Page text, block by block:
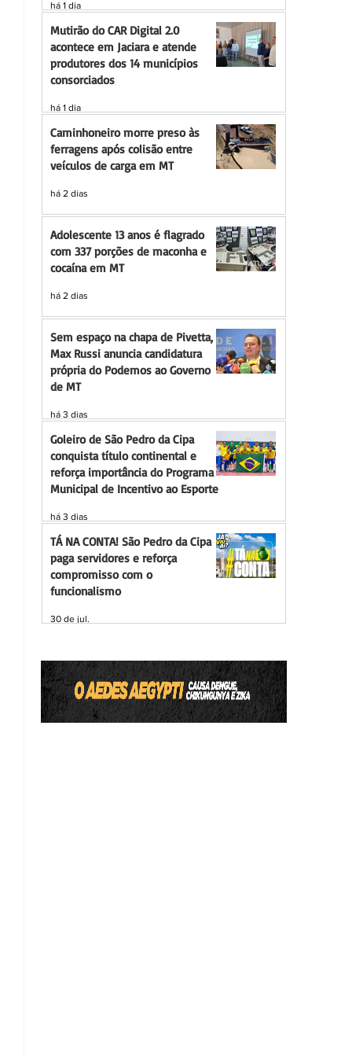
há 1 dia
Mutirão do CAR Digital 2.0
acontece em Jaciara e atende
produtores dos 14 municípios
consorciados
há 1 dia
Caminhoneiro morre preso às
ferragens após colisão entre
veículos de carga em MT
há 2 dias
Adolescente 13 anos é flagrado
com 337 porções de maconha e
cocaína em MT
há 2 dias
Sem espaço na chapa de Pivetta,
Max Russi anuncia candidatura
própria do Podemos ao Governo
de MT
há 3 dias
Goleiro de São Pedro da Cipa
conquista título continental e
reforça importância do Programa
Municipal de Incentivo ao Esporte
há 3 dias
TÁ NA CONTA! São Pedro da Cipa
paga servidores e reforça
compromisso com o
funcionalismo
30 de jul.